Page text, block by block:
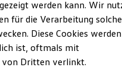
werden kann. Wir
für die Verarbeitung
Diese Cookies
ist, oftmals mit
Dritten verlinkt.